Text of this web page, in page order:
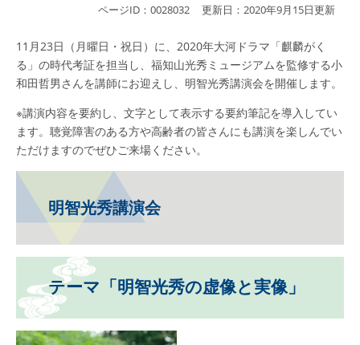
ページID：0028032 更新日：2020年9月15日更新
11月23日（月曜日・祝日）に、2020年大河ドラマ「麒麟がく
る」の時代考証を担当し、福知山光秀ミュージアムを監修する小
和田哲男さんを講師にお迎えし、明智光秀講演会を開催します。
※講演内容を要約し、文字として表示する要約筆記を導入してい
ます。聴覚障害のある方や高齢者の皆さんにも講演を楽しんでい
ただけますのでぜひご来場ください。
明智光秀講演会
テーマ「明智光秀の虚像と実像」